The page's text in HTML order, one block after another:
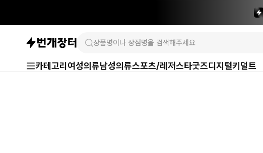
카테고리 여성의류남성의류스포츠/레저스타굿즈디지털키덜트